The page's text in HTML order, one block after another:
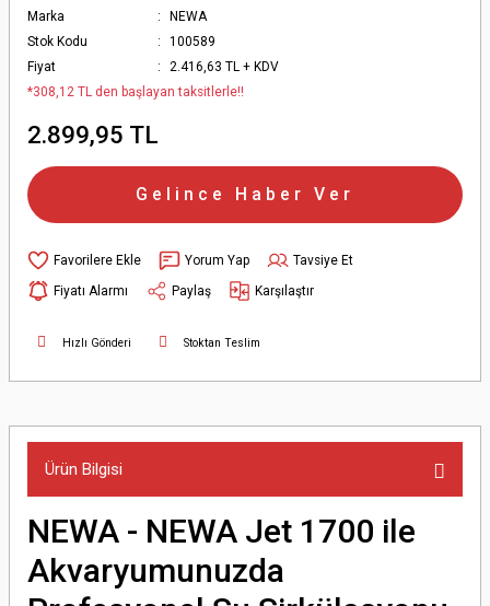
Marka
NEWA
Stok Kodu
100589
Fiyat
2.416,63 TL + KDV
*308,12 TL den başlayan taksitlerle!!
2.899,95 TL
Gelince Haber Ver
Yorum Yap
Tavsiye Et
Fiyatı Alarmı
Paylaş Karşılaştır
Hızlı Gönderi Stoktan Teslim
Ürün Bilgisi
NEWA - NEWA Jet 1700 ile
Akvaryumunuzda